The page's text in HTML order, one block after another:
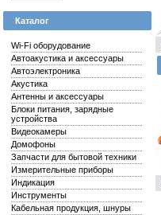
Каталог
Wi-Fi оборудование
Автоакустика и аксессуары
Автоэлектроника
Акустика
Антенны и аксессуары
Блоки питания, зарядные
устройства
Видеокамеры
Домофоны
Запчасти для бытовой техники
Измерительные приборы
Индикация
Инструменты
Кабельная продукция, шнуры